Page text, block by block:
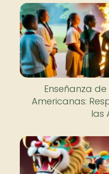
Enseñanza
Americanas:
las